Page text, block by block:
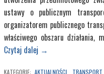
ustawy o publicznym
organizatorem publicznego
właściwego obszaru działania,
Czytaj dalej →
KATEGORIE: AKTUALNOŚCI